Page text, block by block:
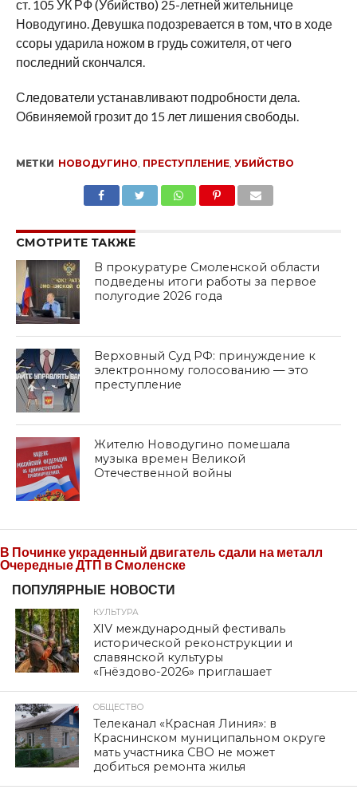
ст. 105 УК РФ (Убийство) 25-летней жительнице
Новодугино. Девушка подозревается в том, что в ходе
ссоры ударила ножом в грудь сожителя, от чего
последний скончался.
Следователи устанавливают подробности дела.
Обвиняемой грозит до 15 лет лишения свободы.
МЕТКИ НОВОДУГИНО ПРЕСТУПЛЕНИЕ, УБИЙСТВО
СМОТРИТЕ ТАКЖЕ
В прокуратуре Смоленской области
подведены итоги работы за первое
полугодие 2026 года
Верховный Суд РФ: принуждение к
электронному голосованию — это
преступление
Жителю Новодугино помешала
музыка времен Великой
Отечественной войны
В Починке украденный двигатель сдали на металл
Очередные ДТП в Смоленске
ПОПУЛЯРНЫЕ НОВОСТИ
КУЛЬТУРА
XIV международный фестиваль
исторической реконструкции и
славянской культуры
«Гнёздово-2026» приглашает
ОБЩЕСТВО
Телеканал «Красная Линия»: в
Краснинском муниципальном округе
мать участника СВО не может
добиться ремонта жилья